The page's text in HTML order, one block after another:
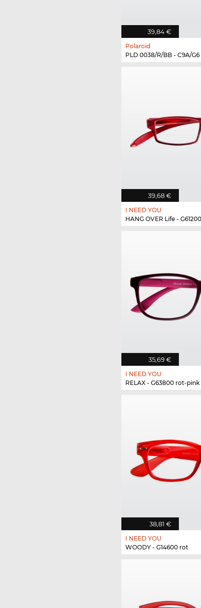
39,84 €
Polaroid
PLD 0038/R/BB - C9A/G6
39,68 €
I NEED YOU
HANG OVER Life -
35,69 €
I NEED YOU
RELAX - G63800 rot-pink
38,81 €
I NEED YOU
WOODY - G14600 rot